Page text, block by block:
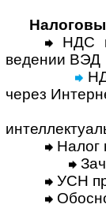
НДС
ведении ВЭД
через
Налог
УСН